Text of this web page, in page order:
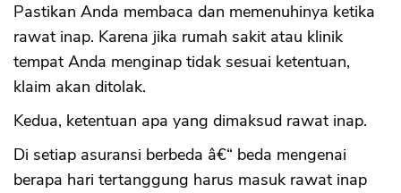
Pastikan Anda membaca dan memenuhinya ketika
rawat inap. Karena jika rumah sakit atau klinik
tempat Anda menginap tidak sesuai ketentuan,
klaim akan ditolak.
Kedua, ketentuan apa yang dimaksud rawat inap.
Di setiap asuransi berbeda â€“ beda mengenai
berapa hari tertanggung harus masuk rawat inap